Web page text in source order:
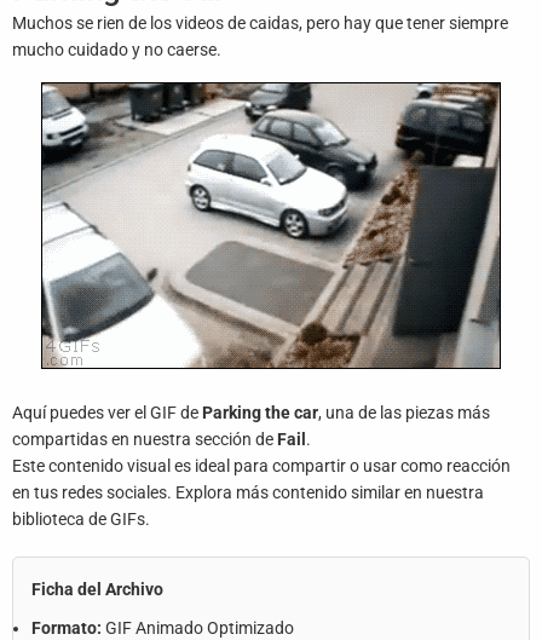
De
Gifs
Terminos
Condiciones
Política
De
Cookies
Política
De
Privacidad
Contáctanos
Muchos se rien de los videos de caidas, pero hay que tener siempre
mucho cuidado y no caerse.
Aquí puedes ver el GIF de Parking the car, una de las piezas más
compartidas en nuestra sección de Fail .
Este contenido visual es ideal para compartir o usar como reacción
en tus redes sociales. Explora más contenido similar en nuestra
biblioteca de GIFs.
Ficha del Archivo
Formato: GIF Animado Optimizado